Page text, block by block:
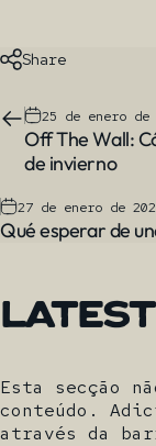
Share
25 de enero de
Off The Wall:
de invierno
27 de enero de
Qué esperar de
Latest
Esta secção
conteúdo.
através da